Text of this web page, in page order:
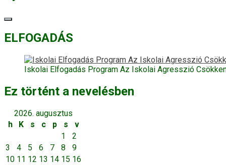
ELFOGADÁS
Iskolai Elfogadás Program Az Iskolai Agresszió
Ez történt a nevelésben
2026. augusztus
h
K s c p s
v
1
2
3
4 5 6 7 8
9
10 11 12 13 14 15 16